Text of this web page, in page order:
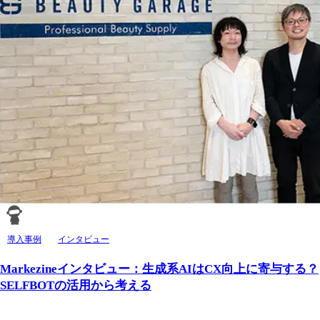
導入事例 インタビュー
Markezineインタビュー：生成系AIはCX向上に寄与する？
SELFBOTの活用から考える